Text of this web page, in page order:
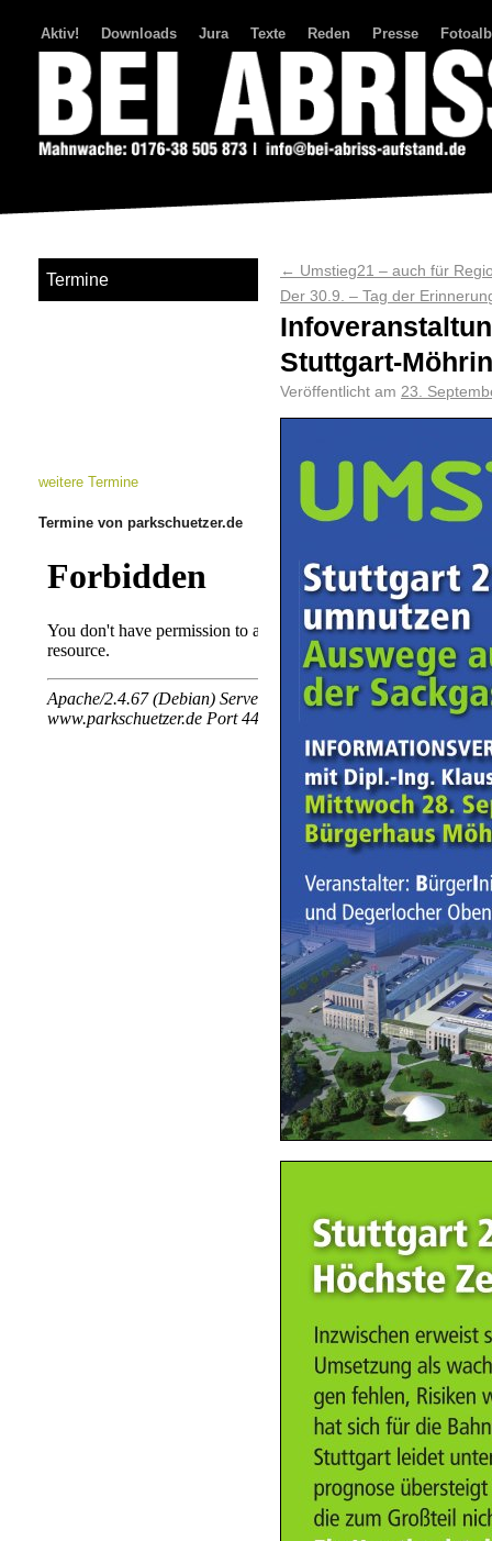
Aktiv! Downloads Jura Texte Reden Presse
← Umstieg21 – auch für
Der 30.9. – Tag der
Stuttgart-
Veröffentlicht am 23.
Termine
weitere Termine
Termine von parkschuetzer.de